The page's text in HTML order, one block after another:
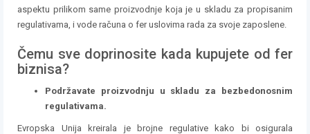
aspektu prilikom same proizvodnje koja je u skladu za propisanim
regulativama, i vode računa o fer uslovima rada za svoje zaposlene.
Čemu sve doprinosite kada kupujete od fer
biznisa?
Podržavate proizvodnju u skladu za bezbedonosnim
regulativama.
Evropska Unija kreirala je brojne regulative kako bi osigurala